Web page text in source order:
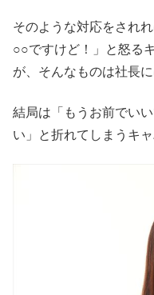
そのような対応をされ
○○ですけど！」と怒る
が、そんなものは社長に
結局は「もうお前でい
い」と折れてしまうキ